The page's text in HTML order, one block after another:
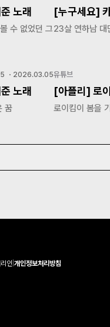
노래
수 없었던 그
[누구세요]
23살 연하남 대
・ 2026.03.05
노래
꿈
유튜브
[아플리] 로
로이킴이 봄을
인 개인정보처리방침